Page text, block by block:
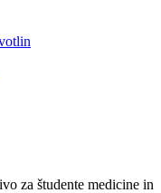
za študente medicine in